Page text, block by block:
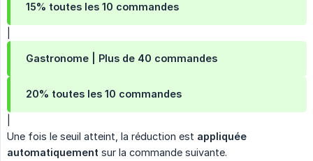
15% toutes les 10 commandes
Gastronome | Plus de 40 commandes
20% toutes les 10 commandes
Une fois le seuil atteint, la réduction est appliquée
automatiquement sur la commande suivante.